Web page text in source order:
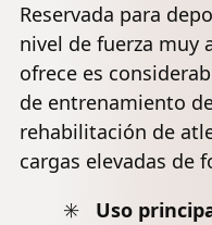
Reservada para
nivel de fuerza muy
ofrece es
de entrenamiento
rehabilitación de
cargas elevadas de
Uso